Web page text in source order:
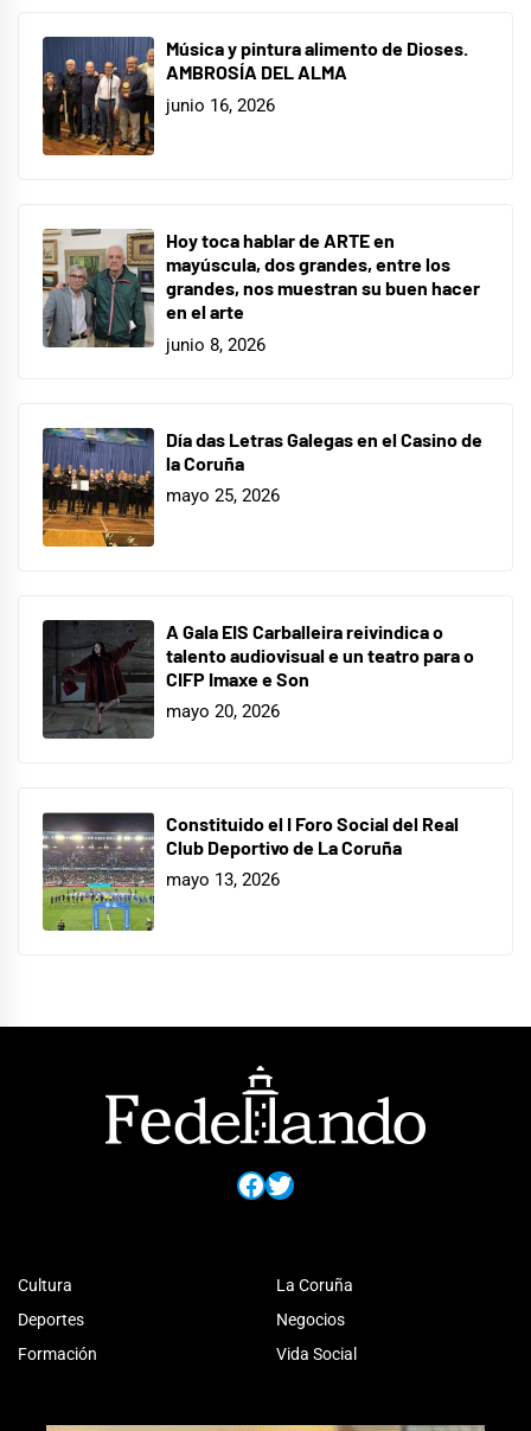
Música y pintura alimento de Dioses.
AMBROSÍA DEL ALMA
junio 16, 2026
Hoy toca hablar de ARTE en
mayúscula, dos grandes, entre los
grandes, nos muestran su buen hacer
en el arte
junio 8, 2026
Día das Letras Galegas en el Casino de
la Coruña
mayo 25, 2026
A Gala EIS Carballeira reivindica o
talento audiovisual e un teatro para o
CIFP Imaxe e Son
mayo 20, 2026
Constituido el I Foro Social del Real
Club Deportivo de La Coruña
mayo 13, 2026
Facebook
Twitter
Cultura
Deportes
Formación
La Coruña
Negocios
Vida Social